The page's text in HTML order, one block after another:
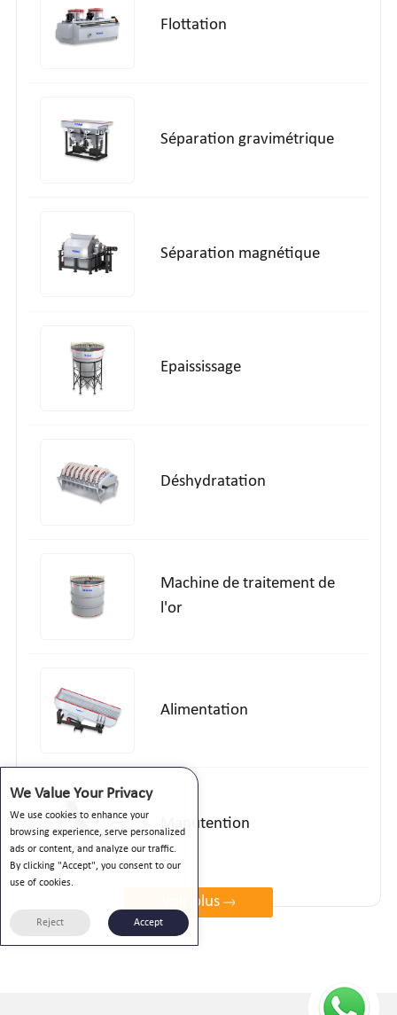
Flottation
Séparation gravimétrique
Séparation magnétique
Epaississage
Déshydratation
Machine de traitement de
l'or
Alimentation
Manutention
voir plus
We Value Your Privacy
We use cookies to enhance your
browsing experience, serve personalized
ads or content, and analyze our traffic.
By clicking "Accept", you consent to our
use of cookies.
Reject Accept